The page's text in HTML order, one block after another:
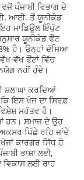
ਪੰਜਾਬੀ ਵਿਭਾਗ ਦੇ
ਆਈ. ਤੋਂ ਯੂਨੀਕੋਡ
ਮਾਡਿਊਲ ਇੰਪੁੱਟ
ਯੂਨੀਕੋਡ ਫੌਂਟ
ਹੈ। ਉਨ੍ਹਾਂ ਦੱਸਿਆ
ਵੱਖ ਫੌਂਟਾਂ ਵਿੱਚ
ਨਹੀਂ ਹੁੰਦੇ।
ਸ਼ਲਾਘਾ ਕਰਦਿਆਂ
ਇਸ ਖੋਜ ਦਾ ਸਿਰਫ਼
ਮਹੱਤਵ ਹੈ।
ਹਨ। ਸਮਾਜ ਦੇ ਉਹ
ਪਿੱਛੇ ਰਹਿ ਜਾਂਦੇ
ਕਾਰਗਰ ਸਿੱਧ ਹੋ
ਭਾਸ਼ਾ ਲਈ,
ਵਿਕਾਸ ਲਈ ਰਾਹ